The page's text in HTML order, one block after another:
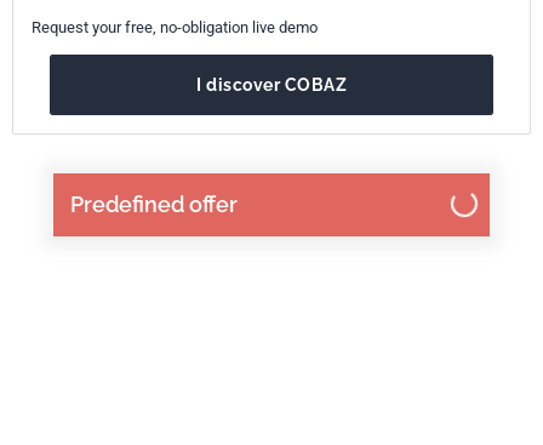
Predefined offer
Request your free, no-obligation live demo
I discover COBAZ